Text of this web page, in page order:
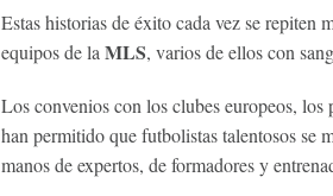
Estas historias de éxito cada vez se repiten
equipos de laMLS, varios de ellos con
Los convenios con los clubes europeos, los
han permitido que futbolistas talentosos se
manos de expertos, de formadores y